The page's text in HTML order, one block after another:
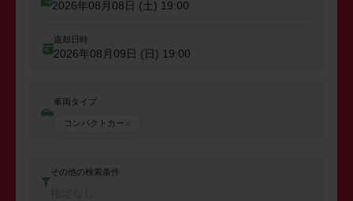
2026年08月08日 (土) 19:00
返却日時
2026年08月09日 (日) 19:00
車両タイプ
コンパクトカー
その他の検索条件